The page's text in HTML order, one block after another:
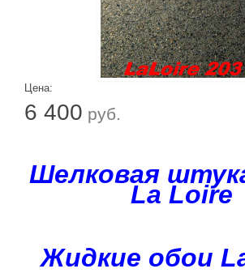
Цена:
6 400 руб.
Шелковая
La Loire
Жидкие обои